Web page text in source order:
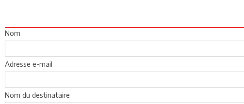
Nom
Adresse e-mail
Nom du destinataire